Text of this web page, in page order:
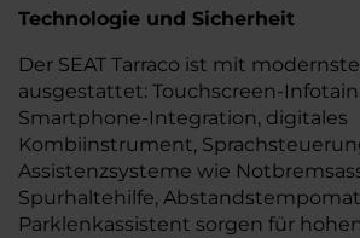
Technologie und Sicherheit
Der SEAT Tarraco ist mit
ausgestattet: Touchscreen-
Smartphone-Integration, digitales
Kombiinstrument,
Assistenzsysteme wie
Spurhaltehilfe,
Parklenkassistent sorgen für